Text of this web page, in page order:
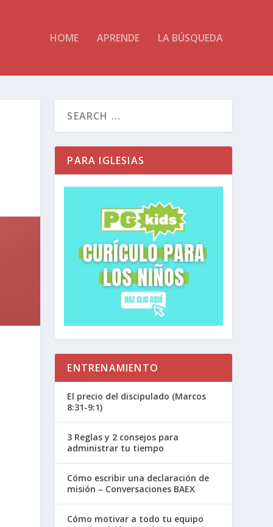
HOME APRENDE LA BÚSQUEDA
PARA IGLESIAS
ENTRENAMIENTO
El precio del discipulado (Marcos
8:31-9:1)
3 Reglas y 2 consejos para
administrar tu tiempo
Cómo escribir una declaración de
misión – Conversaciones BAEX
Cómo motivar a todo tu equipo